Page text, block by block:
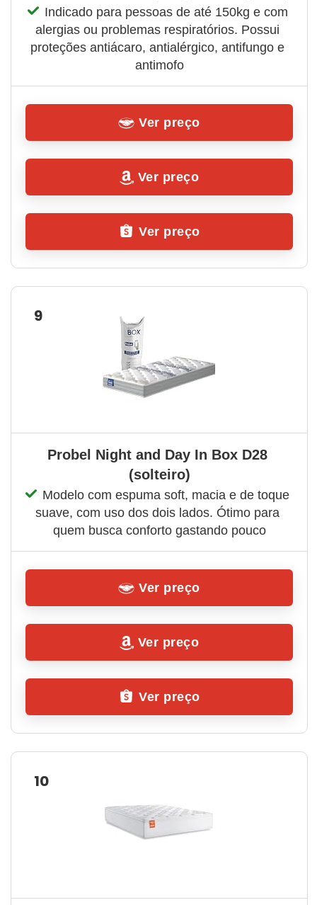
Indicado para pessoas de até 150kg e com
alergias ou problemas respiratórios. Possui
proteções antiácaro, antialérgico, antifungo e
antimofo
Ver preço
Ver preço
Ver preço
9
Probel Night and Day In Box D28
(solteiro)
Modelo com espuma soft, macia e de toque
suave, com uso dos dois lados. Ótimo para
quem busca conforto gastando pouco
Ver preço
Ver preço
Ver preço
10